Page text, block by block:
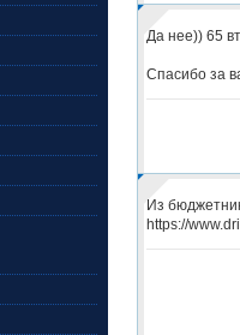
Да нее)) 65
Спасибо за
Из
https://